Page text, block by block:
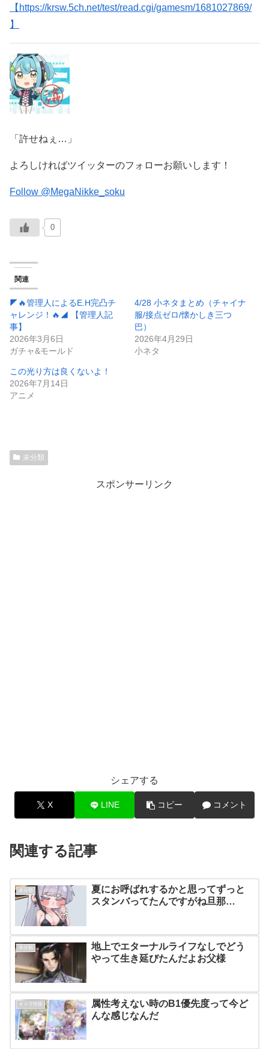
【https://krsw.5ch.net/test/read.cgi/gamesm/1681027869/
】
「許せねぇ…」
よろしければツイッターのフォローお願いします！
Follow @MegaNikke_soku
0
関連
◤🔥管理人によるE.H完凸チ
ャレンジ！🔥◢ 【管理人記
事】
2026年3月6日
ガチャ&モールド
4/28 小ネタまとめ（チャイナ
服/接点ゼロ/懐かしき三つ
巴）
2026年4月29日
小ネタ
この光り方は良くないよ！
2026年7月14日
アニメ
未分類
スポンサーリンク
シェアする
X LINE コピー コメント
関連する記事
未分類
夏にお呼ばれするかと思ってずっと
スタンバってたんですがね旦那…
未分類
地上でエターナルライフなしでどう
やって生き延びたんだよお父様
キャラ性能
属性考えない時のB1優先度って今ど
んな感じなんだ